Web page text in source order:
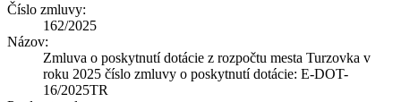
Číslo zmluvy:
162/2025
Názov:
Zmluva o poskytnutí dotácie z rozpočtu mesta Turzovka v
roku 2025 číslo zmluvy o poskytnutí dotácie: E-DOT-
16/2025TR